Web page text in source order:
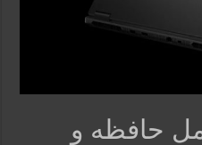
حافظه و